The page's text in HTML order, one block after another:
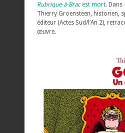
Rubrique-à-Bracest mort. Dans
Thierry Groensteen, historien,
éditeur (Actes Sud/l’An 2),
œuvre.